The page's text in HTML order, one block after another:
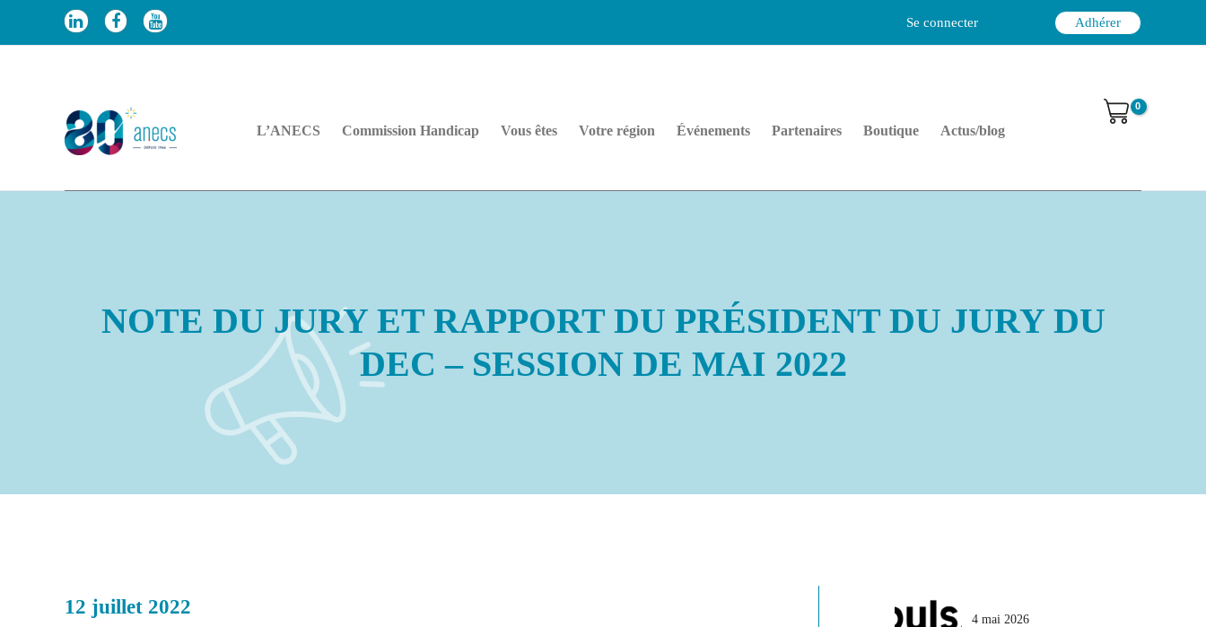
Se connecter Adhérer
L’ANECS Commission Handicap Vous êtes Votre région Événements Partenaires Boutique Actus/blog
NOTE DU JURY ET RAPPORT DU PRÉSIDENT DU JURY DU
DEC – SESSION DE MAI 2022
12 juillet 2022
4 mai 2026